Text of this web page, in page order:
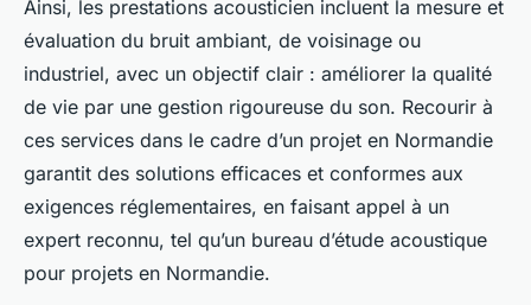
Ainsi, les prestations acousticien incluent la mesure et
évaluation du bruit ambiant, de voisinage ou
industriel, avec un objectif clair : améliorer la qualité
de vie par une gestion rigoureuse du son. Recourir à
ces services dans le cadre d’un projet en Normandie
garantit des solutions efficaces et conformes aux
exigences réglementaires, en faisant appel à un
expert reconnu, tel qu’un bureau d’étude acoustique
pour projets en Normandie.